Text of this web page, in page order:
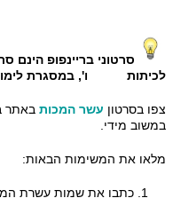
סרטוני בריינפופ הינם
לכיתות ו', במסגרת
צפו בסרטון עשר המכות באתר
במשוב מידי.
מלאו את המשימות הבאות:
כתבו את שמות עשרת